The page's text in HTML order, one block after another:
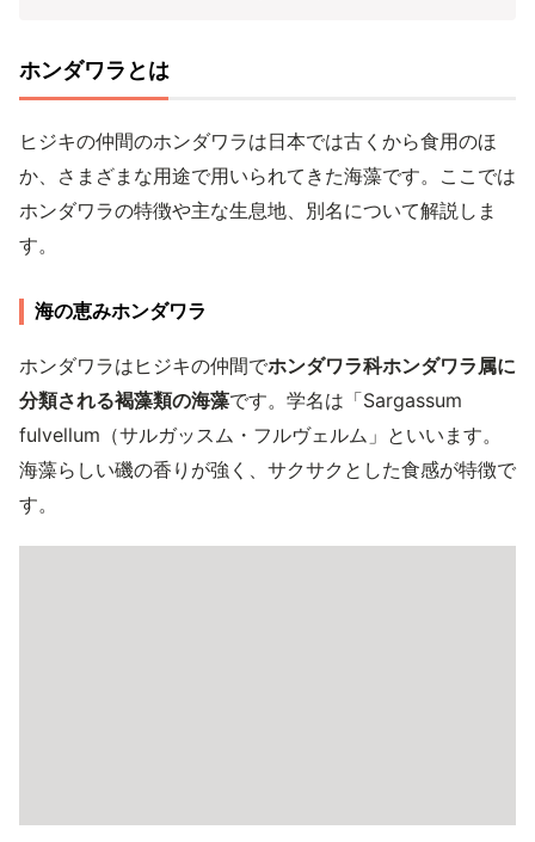
ホンダワラとは
ヒジキの仲間のホンダワラは日本では古くから食用のほ
か、さまざまな用途で用いられてきた海藻です。ここでは
ホンダワラの特徴や主な生息地、別名について解説しま
す。
海の恵みホンダワラ
ホンダワラはヒジキの仲間でホンダワラ科ホンダワラ属に
分類される褐藻類の海藻です。学名は「Sargassum
fulvellum（サルガッスム・フルヴェルム」といいます。
海藻らしい磯の香りが強く、サクサクとした食感が特徴で
す。